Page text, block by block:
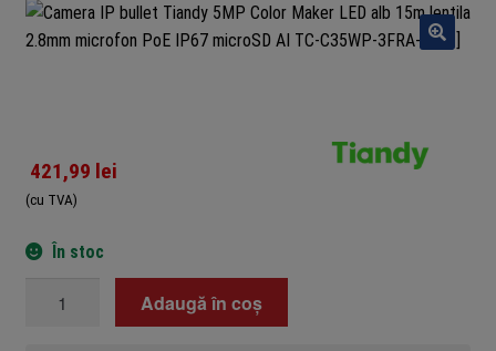
421,99 lei
(cu TVA)
În stoc
Adaugă în coș